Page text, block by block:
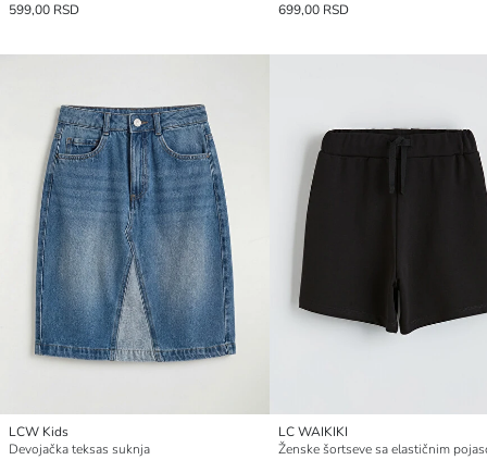
599,00 RSD
699,00 RSD
LCW Kids
Devojačka teksas suknja
LC WAIKIKI
Ženske šortseve sa elastičnim